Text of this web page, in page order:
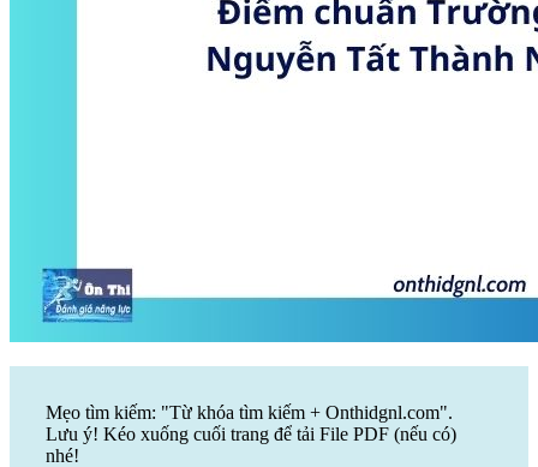
Mẹo tìm kiếm: "Từ khóa tìm kiếm + Onthidgnl.com".
Lưu ý! Kéo xuống cuối trang để tải File PDF (nếu có)
nhé!